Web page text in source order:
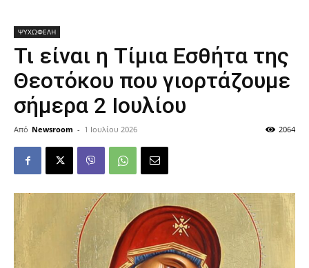
ΨΥΧΩΦΕΛΗ
Τι είναι η Τίμια Εσθήτα της
Θεοτόκου που γιορτάζουμε
σήμερα 2 Ιουλίου
Από Newsroom - 1 Ιουλίου 2026 2064